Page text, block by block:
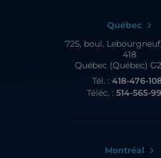
Québec
725, boul. Lebourgneuf,
418
Québec (Québec)
Tél. : 418-476-
Téléc. : 514-565-
Montréal